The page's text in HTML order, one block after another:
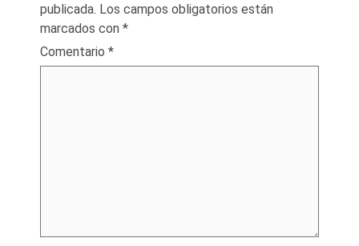
publicada. Los campos obligatorios están
marcados con *
Comentario *